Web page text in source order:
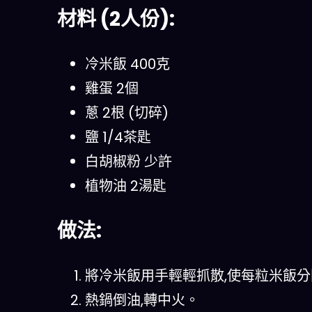
材料 (2人份):
冷米飯 400克
雞蛋 2個
蔥 2根 (切碎)
鹽 1/4茶匙
白胡椒粉 少許
植物油 2湯匙
做法:
將冷米飯用手輕輕抓散,使每粒米飯
熱鍋倒油,轉中火。